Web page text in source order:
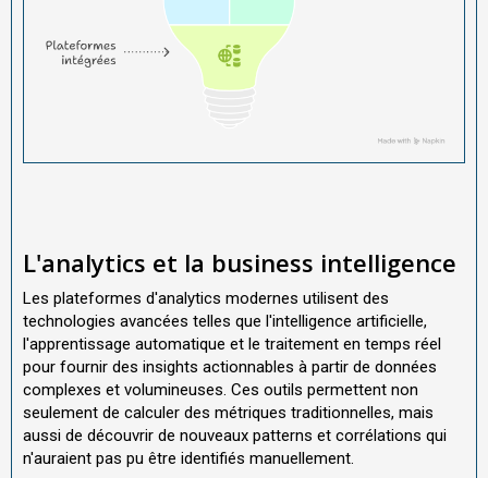
L'analytics et la business intelligence
Les plateformes d'analytics modernes utilisent des
technologies avancées telles que l'intelligence artificielle,
l'apprentissage automatique et le traitement en temps réel
pour fournir des insights actionnables à partir de données
complexes et volumineuses. Ces outils permettent non
seulement de calculer des métriques traditionnelles, mais
aussi de découvrir de nouveaux patterns et corrélations qui
n'auraient pas pu être identifiés manuellement.